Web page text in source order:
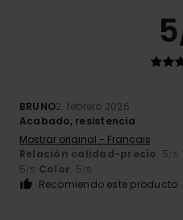
5
BRUNO2. febrero 2026
Acabado, resistencia
Mostrar original - Français
Relación calidad-precio: 5/5
5/5 Color: 5/5
Recomiendo este producto